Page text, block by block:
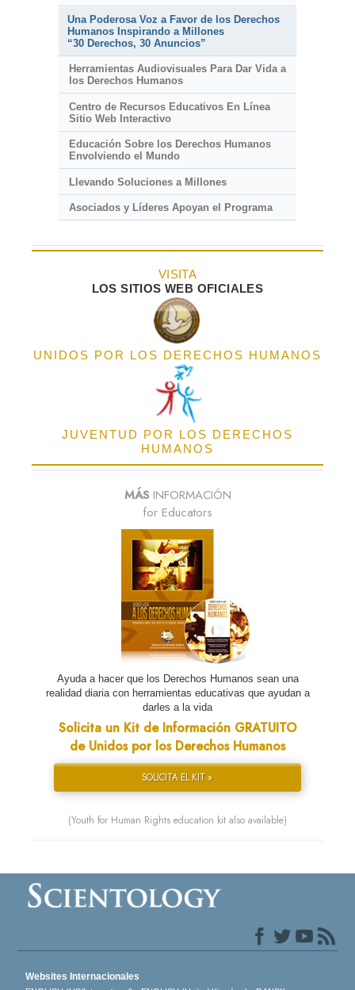
Una Poderosa Voz a Favor de los Derechos
Humanos Inspirando a Millones
“30 Derechos, 30 Anuncios”
Herramientas Audiovisuales Para Dar Vida a
los Derechos Humanos
Centro de Recursos Educativos En Línea
Sitio Web Interactivo
Educación Sobre los Derechos Humanos
Envolviendo el Mundo
Llevando Soluciones a Millones
Asociados y Líderes Apoyan el Programa
VISITA
LOS SITIOS WEB OFICIALES
UNIDOS POR LOS DERECHOS HUMANOS
JUVENTUD POR LOS DERECHOS
HUMANOS
MÁSINFORMACIÓN
for Educators
Ayuda a hacer que los Derechos Humanos sean una
realidad diaria con herramientas educativas que ayudan a
darles a la vida
Solicita un Kit de Información GRATUITO
de Unidos por los Derechos Humanos
SOLICITA EL KIT »
(Youth for Human Rights education kit also available)
Websites Internacionales